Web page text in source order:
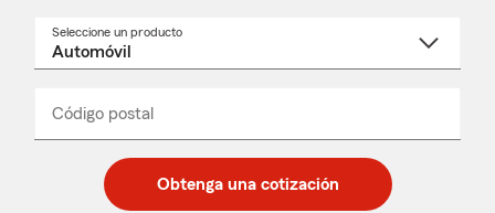
Seleccione un producto
desplegable
Código postal
de
de
_____
Obtenga una cotización